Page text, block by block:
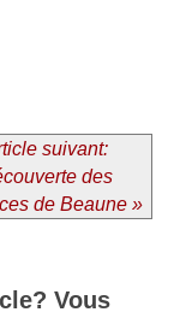
suivant:
des
de Beaune »
Vous